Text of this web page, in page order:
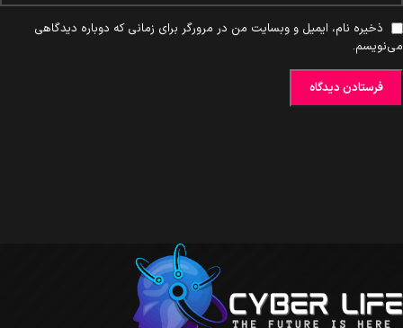
ذخیره نام، ایمیل و وبسایت من در مرورگر برای زمانی که دوباره دیدگاهی
می‌نویسم.